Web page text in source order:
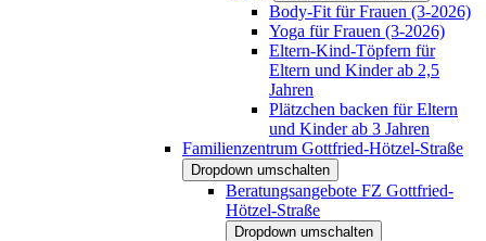
Body-Fit für Frauen (3-2026)
Yoga für Frauen (3-2026)
Eltern-Kind-Töpfern für
Eltern und Kinder ab 2,5
Jahren
Plätzchen backen für Eltern
und Kinder ab 3 Jahren
Familienzentrum Gottfried-Hötzel-Straße
Dropdown umschalten
Beratungsangebote FZ Gottfried-
Hötzel-Straße
Dropdown umschalten